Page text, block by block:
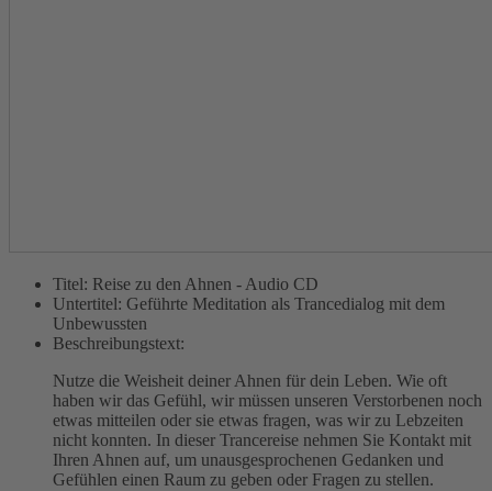
Titel: Reise zu den Ahnen - Audio CD
Untertitel: Geführte Meditation als Trancedialog mit dem
Unbewussten
Beschreibungstext:
Nutze die Weisheit deiner Ahnen für dein Leben. Wie oft
haben wir das Gefühl, wir müssen unseren Verstorbenen noch
etwas mitteilen oder sie etwas fragen, was wir zu Lebzeiten
nicht konnten. In dieser Trancereise nehmen Sie Kontakt mit
Ihren Ahnen auf, um unausgesprochenen Gedanken und
Gefühlen einen Raum zu geben oder Fragen zu stellen.